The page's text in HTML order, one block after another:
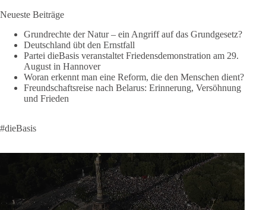
Menschen mitbekommen, wofür wir stehen und warum es sich
lohnt, dieBasis zu wählen.
Mehr Infos:https://diebasis-st.de/wahlprogramm/
#dieBasis #Landtagswahl
#DeineStimmezählt #jetztunterstützen
58
DieBasis
🔎 Über 100-mal keine Antwort.
Neueste Beiträge
Grundrechte der Natur – ein Angriff auf das Grundgesetz?
Deutschland übt den Ernstfall
Partei dieBasis veranstaltet Friedensdemonstration am 29.
August in Hannover
Woran erkennt man eine Reform, die den Menschen dient?
Freundschaftsreise nach Belarus: Erinnerung, Versöhnung
und Frieden
#dieBasis